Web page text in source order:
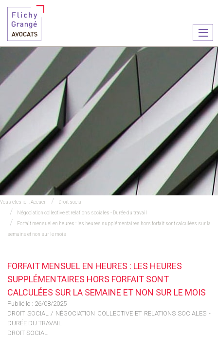
le
Vous êtes ici :Accueil
Droit social
Négociation collective et relations sociales - Durée du travail
Forfait mensuel en heures : les heures supplémentaires hors forfait sont calculées sur la
semaine et non sur le mois
FORFAIT MENSUEL EN HEURES : LES HEURES
SUPPLÉMENTAIRES HORS FORFAIT SONT
CALCULÉES SUR LA SEMAINE ET NON SUR LE MOIS
Publié le : 26/08/2025
DROIT SOCIAL/ NÉGOCIATION COLLECTIVE ET RELATIONS SOCIALES -
DURÉE DU TRAVAIL
DROIT SOCIAL